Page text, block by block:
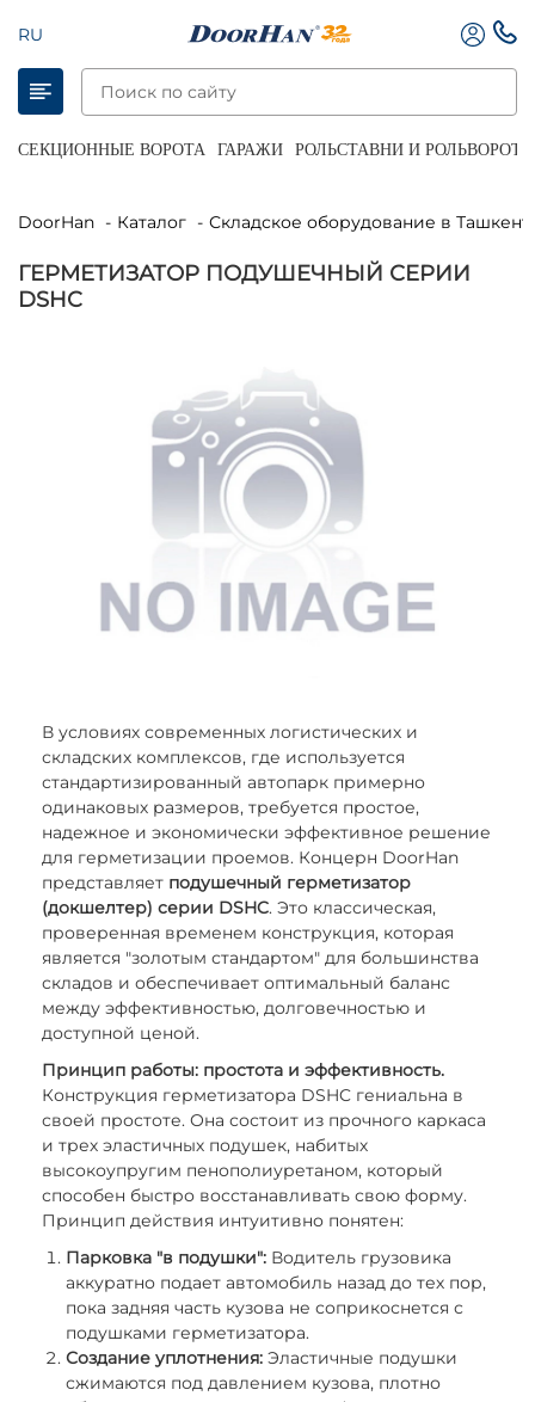
RU
СЕКЦИОННЫЕ ВОРОТА ГАРАЖИ РОЛЬСТАВНИ И РОЛЬВОРОТА
DoorHan Каталог Складское оборудование в
ГЕРМЕТИЗАТОР ПОДУШЕЧНЫЙ СЕРИИ
DSHC
В условиях современных логистических и
складских комплексов, где используется
стандартизированный автопарк примерно
одинаковых размеров, требуется простое,
надежное и экономически эффективное решение
для герметизации проемов. Концерн DoorHan
представляет подушечный герметизатор
(докшелтер) серии DSHC. Это классическая,
проверенная временем конструкция, которая
является "золотым стандартом" для большинства
складов и обеспечивает оптимальный баланс
между эффективностью, долговечностью и
доступной ценой.
Принцип работы: простота и эффективность.
Конструкция герметизатора DSHC гениальна в
своей простоте. Она состоит из прочного каркаса
и трех эластичных подушек, набитых
высокоупругим пенополиуретаном, который
способен быстро восстанавливать свою форму.
Принцип действия интуитивно понятен:
Парковка "в подушки": Водитель грузовика
аккуратно подает автомобиль назад до тех пор,
пока задняя часть кузова не соприкоснется с
подушками герметизатора.
Создание уплотнения: Эластичные подушки
сжимаются под давлением кузова, плотно